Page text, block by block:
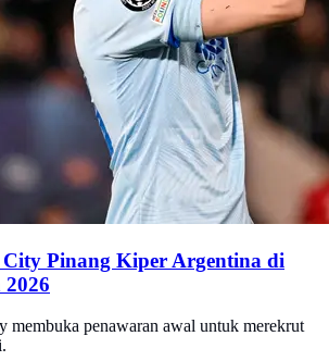
City Pinang Kiper Argentina di
membuka penawaran awal untuk merekrut